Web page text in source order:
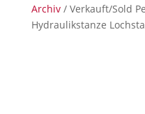
Archiv/ Verkauft/Sold
Hydraulikstanze